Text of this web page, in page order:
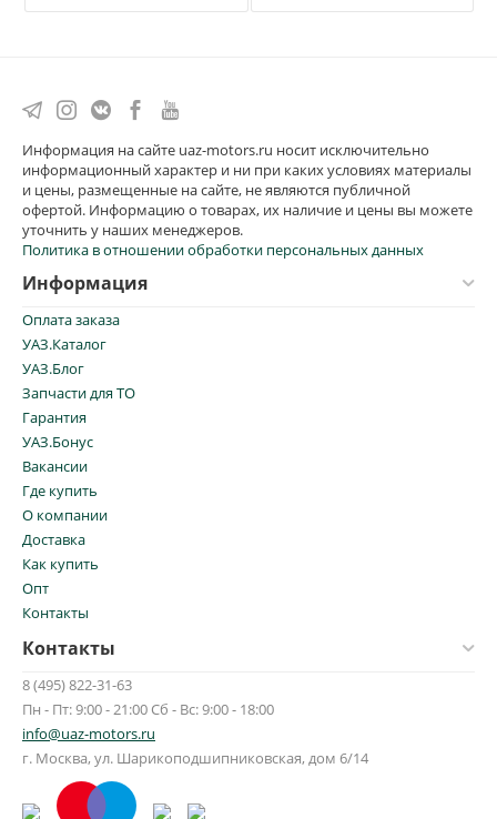
Информация на сайте uaz-motors.ru носит исключительно
информационный характер и ни при каких условиях материалы
и цены, размещенные на сайте, не являются публичной
офертой. Информацию о товарах, их наличие и цены вы можете
уточнить у наших менеджеров.
Политика в отношении обработки персональных данных
Информация
Оплата заказа
УАЗ.Каталог
УАЗ.Блог
Запчасти для ТО
Гарантия
УАЗ.Бонус
Вакансии
Где купить
О компании
Доставка
Как купить
Опт
Контакты
Контакты
8 (495) 822-31-63
Пн - Пт: 9:00 - 21:00 Сб - Вс: 9:00 - 18:00
info@uaz-motors.ru
г. Москва, ул. Шарикоподшипниковская, дом 6/14